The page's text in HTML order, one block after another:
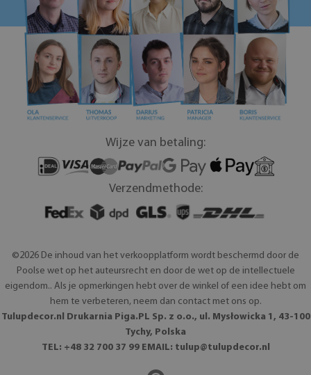
Wijze van betaling:
Verzendmethode:
©2026 De inhoud van het verkoopplatform wordt beschermd door de
Poolse wet op het auteursrecht en door de wet op de intellectuele
eigendom.. Als je opmerkingen hebt over de winkel of een idee hebt om
hem te verbeteren, neem dan contact met ons op.
Tulupdecor.nl Drukarnia Piga.PL Sp. z o.o., ul. Mysłowicka 1, 43-100
Tychy, Polska
TEL: +48 32 700 37 99 EMAIL: tulup@tulupdecor.nl